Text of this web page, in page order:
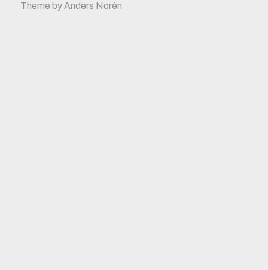
Theme byAnders Norén